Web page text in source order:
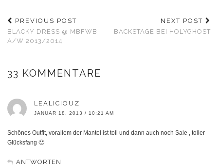
PREVIOUS POST
BLACKY DRESS @ MBFWB
A/W 2013/2014
NEXT POST
BACKSTAGE BEI HOLYGHOST
33 KOMMENTARE
LEALICIOUZ
JANUAR 18, 2013 / 10:21 AM
Schönes Outfit, vorallem der Mantel ist toll und dann auch noch Sale , toller
Glücksfang 🙂
ANTWORTEN